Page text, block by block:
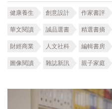
健康養生 創意設計 作家書評
華文閱讀 誠品選書 精選書摘
財經商業 人文社科 編輯書房
圖像閱讀 雜誌新訊 親子家庭